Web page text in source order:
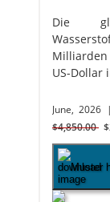
Die
Milliarden
US-Dollar
June, 2026
$4,850.00
Muster